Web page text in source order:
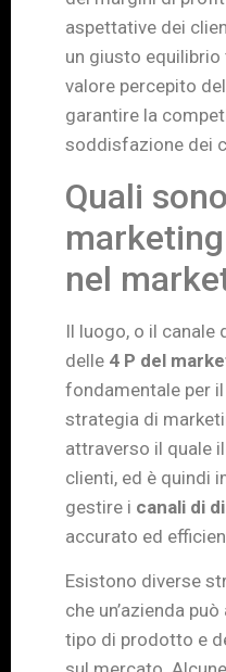
aspettative dei
un giusto
valore percepito
garantire la
soddisfazione dei
Quali
nel
Il luogo, o il canale
delle 4 P del
fondamentale per
strategia di
attraverso il quale
clienti, ed è quindi
gestire i canali di
accurato ed
Esistono diverse
che un’azienda
tipo di prodotto e